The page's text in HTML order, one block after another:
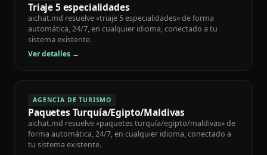
Triaje 5 especialidades
aichat.md resuelve «triaje 5 especialidades» de forma
automática, 24/7, en cualquier idioma, conectado a tu
sistema existente.
Ver detalles →
AGENCIA DE TURISMO
Paquetes Turquía/Egipto/Maldivas
aichat.md resuelve «paquetes turquía/egipto/maldivas» de
forma automática, 24/7, en cualquier idioma, conectado a
tu sistema existente.